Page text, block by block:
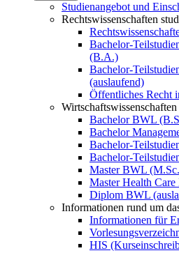
Studienangebot und
Rechtswissenschaften
Bachelor-
(B.A.)
Bachelor-
(auslaufend)
Öffentliches Recht
Wirtschaftswissenschaften
Bachelor BWL
Bachelor
Bachelor-
Bachelor-
Master BWL
Master Health
Diplom BWL
Informationen rund um
Informationen für
HIS